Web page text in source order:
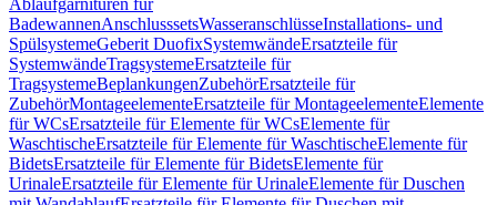
Ablaufgarnituren für
BadewannenAnschlusssetsWasseranschlüsseInstallations- und
SpülsystemeGeberit DuofixSystemwändeErsatzteile für
SystemwändeTragsystemeErsatzteile für
TragsystemeBeplankungenZubehörErsatzteile für
ZubehörMontageelementeErsatzteile für MontageelementeElemente
für WCsErsatzteile für Elemente für WCsElemente für
WaschtischeErsatzteile für Elemente für WaschtischeElemente für
BidetsErsatzteile für Elemente für BidetsElemente für
UrinaleErsatzteile für Elemente für UrinaleElemente für Duschen